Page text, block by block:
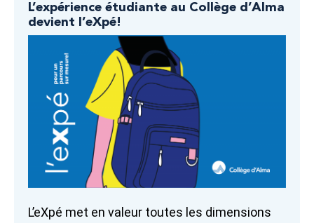
L’expérience étudiante au Collège d’Alma
devient l’eXpé!
L’eXpé met en valeur toutes les dimensions